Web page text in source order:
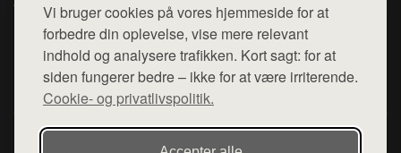
Vi bruger cookies på vores hjemmeside for at
forbedre din oplevelse, vise mere relevant
indhold og analysere trafikken. Kort sagt: for at
siden fungerer bedre – ikke for at være irriterende.
Cookie- og privatlivspolitik.
Top Rabatter
Kontakt
Mail: hej@want.dk
Cookie- og privatlivspolitik